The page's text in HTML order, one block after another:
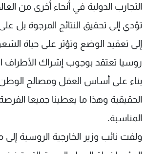
التجارب الدولية في أنحاء أخرى من
تؤدي إلى تحقيق النتائج المرجوة بل
إلى تعقيد الوضع وتؤثر على حياة
روسيا تعتقد بوجوب إشراك الأطراف
بناء على أساس العقل ومصالح
الحقيقية وهذا ما يعطينا جميعا
المناسبة.
ولفت نائب وزير الخارجية الروسية